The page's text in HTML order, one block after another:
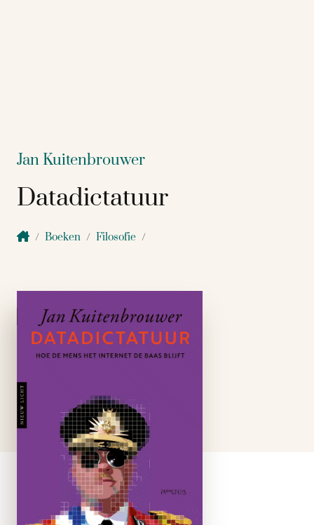
Jan Kuitenbrouwer
Datadictatuur
Boeken Filosofie